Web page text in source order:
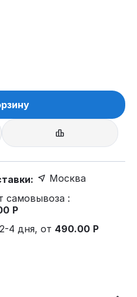
Москва
самовывоза :
Р
4 дня, от 490.00 Р